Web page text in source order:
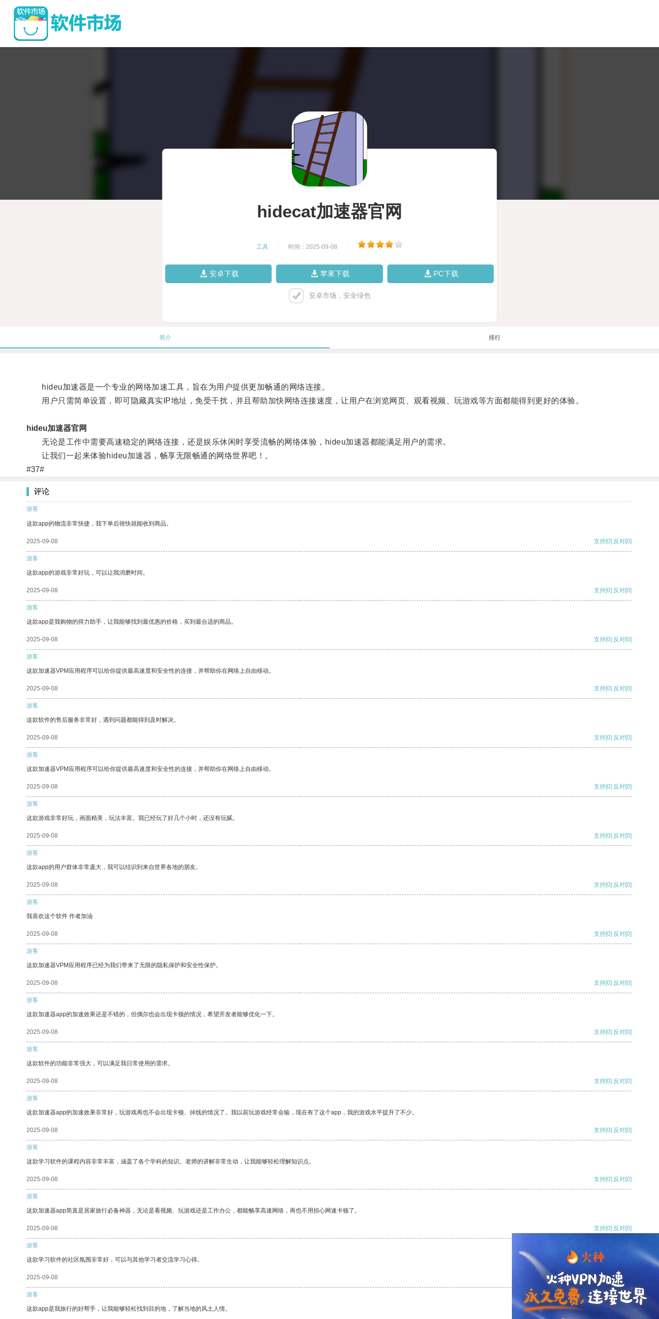
hidecat加速器官网
工具 时间：2025-09-08
安卓下载 苹果下载 PC下载
安卓市场，安全绿色
简介 排行
hideu加速器是一个专业的网络加速工具，旨在为用户提供更加畅通的网络连接。
用户只需简单设置，即可隐藏真实IP地址，免受干扰，并且帮助加快网络连接速度，让用户在浏览网页、观看视频、玩游戏等方面都能得到更好的体验。
hideu加速器官网
无论是工作中需要高速稳定的网络连接，还是娱乐休闲时享受流畅的网络体验，hideu加速器都能满足用户的需求。
让我们一起来体验hideu加速器，畅享无限畅通的网络世界吧！。
#37#
评论
游客
这款app的物流非常快捷，我下单后很快就能收到商品。
2025-09-08 支持[0] 反对[0]
游客
这款app的游戏非常好玩，可以让我消磨时间。
2025-09-08 支持[0] 反对[0]
游客
这款app是我购物的得力助手，让我能够找到最优惠的价格，买到最合适的商品。
2025-09-08 支持[0] 反对[0]
游客
这款加速器VPM应用程序可以给你提供最高速度和安全性的连接，并帮助你在网络上自由移动。
2025-09-08 支持[0] 反对[0]
游客
这款软件的售后服务非常好，遇到问题都能得到及时解决。
2025-09-08 支持[0] 反对[0]
游客
这款加速器VPM应用程序可以给你提供最高速度和安全性的连接，并帮助你在网络上自由移动。
2025-09-08 支持[0] 反对[0]
游客
这款游戏非常好玩，画面精美，玩法丰富。我已经玩了好几个小时，还没有玩腻。
2025-09-08 支持[0] 反对[0]
游客
这款app的用户群体非常庞大，我可以结识到来自世界各地的朋友。
2025-09-08 支持[0] 反对[0]
游客
我喜欢这个软件 作者加油
2025-09-08 支持[0] 反对[0]
游客
这款加速器VPM应用程序已经为我们带来了无限的隐私保护和安全性保护。
2025-09-08 支持[0] 反对[0]
游客
这款加速器app的加速效果还是不错的，但偶尔也会出现卡顿的情况，希望开发者能够优化一下。
2025-09-08 支持[0] 反对[0]
游客
这款软件的功能非常强大，可以满足我日常使用的需求。
2025-09-08 支持[0] 反对[0]
游客
这款加速器app的加速效果非常好，玩游戏再也不会出现卡顿、掉线的情况了。我以前玩游戏经常会输，现在有了这个app，我的游戏水平提升了不少。
2025-09-08 支持[0] 反对[0]
游客
这款学习软件的课程内容非常丰富，涵盖了各个学科的知识。老师的讲解非常生动，让我能够轻松理解知识点。
2025-09-08 支持[0] 反对[0]
游客
这款加速器app简直是居家旅行必备神器，无论是看视频、玩游戏还是工作办公，都能畅享高速网络，再也不用担心网速卡顿了。
2025-09-08 支持[0] 反对[0]
游客
这款学习软件的社区氛围非常好，可以与其他学习者交流学习心得。
2025-09-08 支持[0] 反对
游客
这款app是我旅行的好帮手，让我能够轻松找到目的地，了解当地的风土人情。